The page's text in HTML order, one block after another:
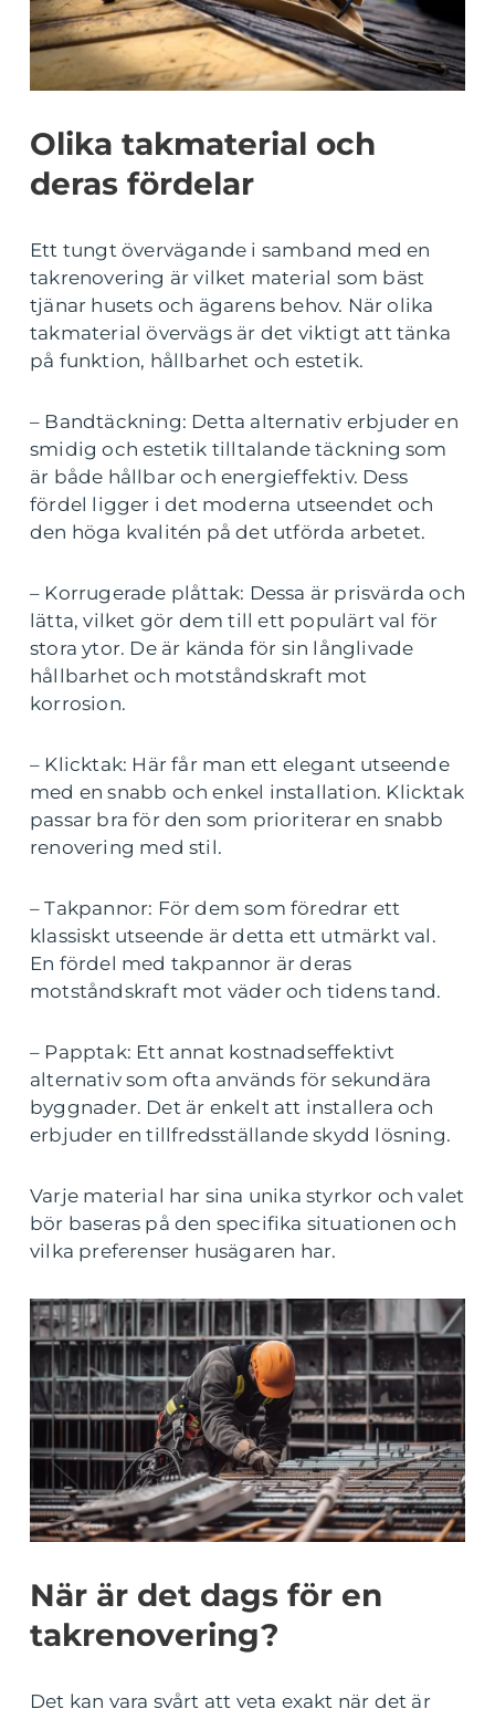
Olika takmaterial och
deras fördelar
Ett tungt övervägande i samband med en
takrenovering är vilket material som bäst
tjänar husets och ägarens behov. När olika
takmaterial övervägs är det viktigt att tänka
på funktion, hållbarhet och estetik.
– Bandtäckning: Detta alternativ erbjuder en
smidig och estetik tilltalande täckning som
är både hållbar och energieffektiv. Dess
fördel ligger i det moderna utseendet och
den höga kvalitén på det utförda arbetet.
– Korrugerade plåttak: Dessa är prisvärda och
lätta, vilket gör dem till ett populärt val för
stora ytor. De är kända för sin långlivade
hållbarhet och motståndskraft mot
korrosion.
– Klicktak: Här får man ett elegant utseende
med en snabb och enkel installation. Klicktak
passar bra för den som prioriterar en snabb
renovering med stil.
– Takpannor: För dem som föredrar ett
klassiskt utseende är detta ett utmärkt val.
En fördel med takpannor är deras
motståndskraft mot väder och tidens tand.
– Papptak: Ett annat kostnadseffektivt
alternativ som ofta används för sekundära
byggnader. Det är enkelt att installera och
erbjuder en tillfredsställande skydd lösning.
Varje material har sina unika styrkor och valet
bör baseras på den specifika situationen och
vilka preferenser husägaren har.
När är det dags för en
takrenovering?
Det kan vara svårt att veta exakt när det är